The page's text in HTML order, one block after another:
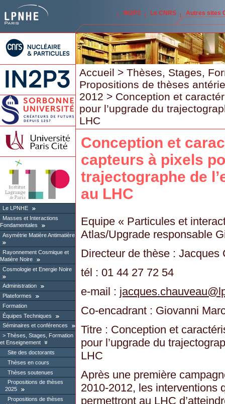
IN2P3 Le CNRS Autres sites
Le LPNHE
Masses et Interactions
Fondamentales
Asymétrie Matière Antimatière
Rayonnement Cosmique et
Matière Noire
Cosmologie et Energie Noire
Administration
Plateformes
Formation
Équipes Techniques
Séminaires et conférences
Thèses, Stages, Formation
et Enseignement
Site des doctorants
Thèses en cours
Thèses soutenues
Propositions de thèses
2025
Propositions de thèses
Accueil > Thèses, Stages,
Propositions de thèses
2012 > Conception et
pour l’upgrade du
LHC
Conception et
capteurs à pixels
trajectographe de
au LHC
Equipe « Particules et
Atlas/Upgrade responsable
Directeur de thèse : Jacques
tél : 01 44 27 72 54
e-mail : jacques.chauveau@
Co-encadrant : Giovanni
Titre : Conception et
pour l’upgrade du
LHC
Après une première
2010-2012, les interventions
permettront au LHC